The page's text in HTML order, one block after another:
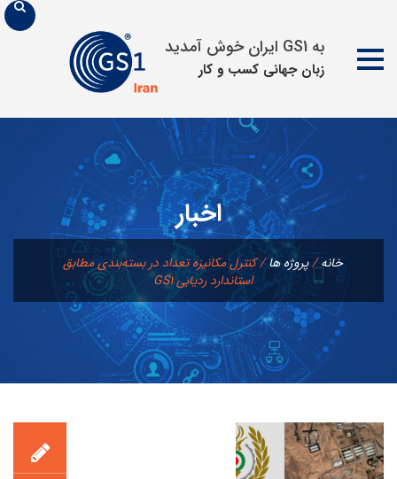
به GS1 ایران خوش آمدید
زبان جهانی كسب و كار
محتوا
اخبار
خانه/پروژه ها/کنترل مکانیزه تعداد در بسته‌بندی مطابق
استاندارد ردیابی GS1